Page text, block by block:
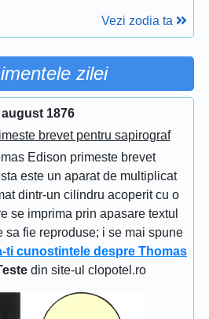
Vezi zodia ta
zilei
august 1876
brevet pentru sapirograf
Edison primeste brevet
este un aparat de multiplicat
dintr-un cilindru acoperit cu o
se imprima prin apasare textul
sa fie reproduse; i se mai spune
ti cunostintele despre Thomas
din site-ul clopotel.ro